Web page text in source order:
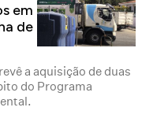
em
de
a aquisição de duas
do Programa